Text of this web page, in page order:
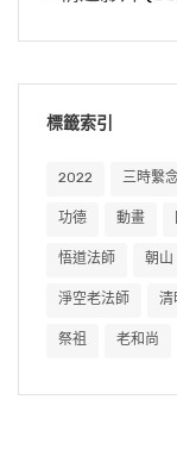
標籤索引
2022 三時繫
功德 動畫
悟道法師 朝山
淨空老法師 清
祭祖 老和尚